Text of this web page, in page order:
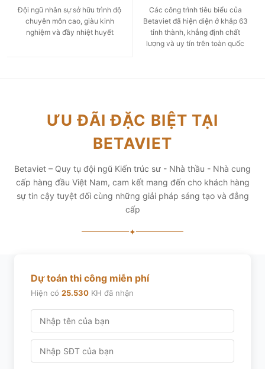
Đội ngũ nhân sự sở hữu trình độ
chuyên môn cao, giàu kinh
nghiệm và đầy nhiệt huyết
Các công trình tiêu biểu của
Betaviet đã hiện diện ở khắp 63
tỉnh thành, khẳng định chất
lượng và uy tín trên toàn quốc
ƯU ĐÃI ĐẶC BIỆT TẠI
BETAVIET
Betaviet – Quy tụ đội ngũ Kiến trúc sư - Nhà thầu - Nhà cung
cấp hàng đầu Việt Nam, cam kết mang đến cho khách hàng
sự tin cậy tuyệt đối cùng những giải pháp sáng tạo và đẳng
cấp
✦
Dự toán thi công miễn phí
Hiện có 25.530 KH đã nhận